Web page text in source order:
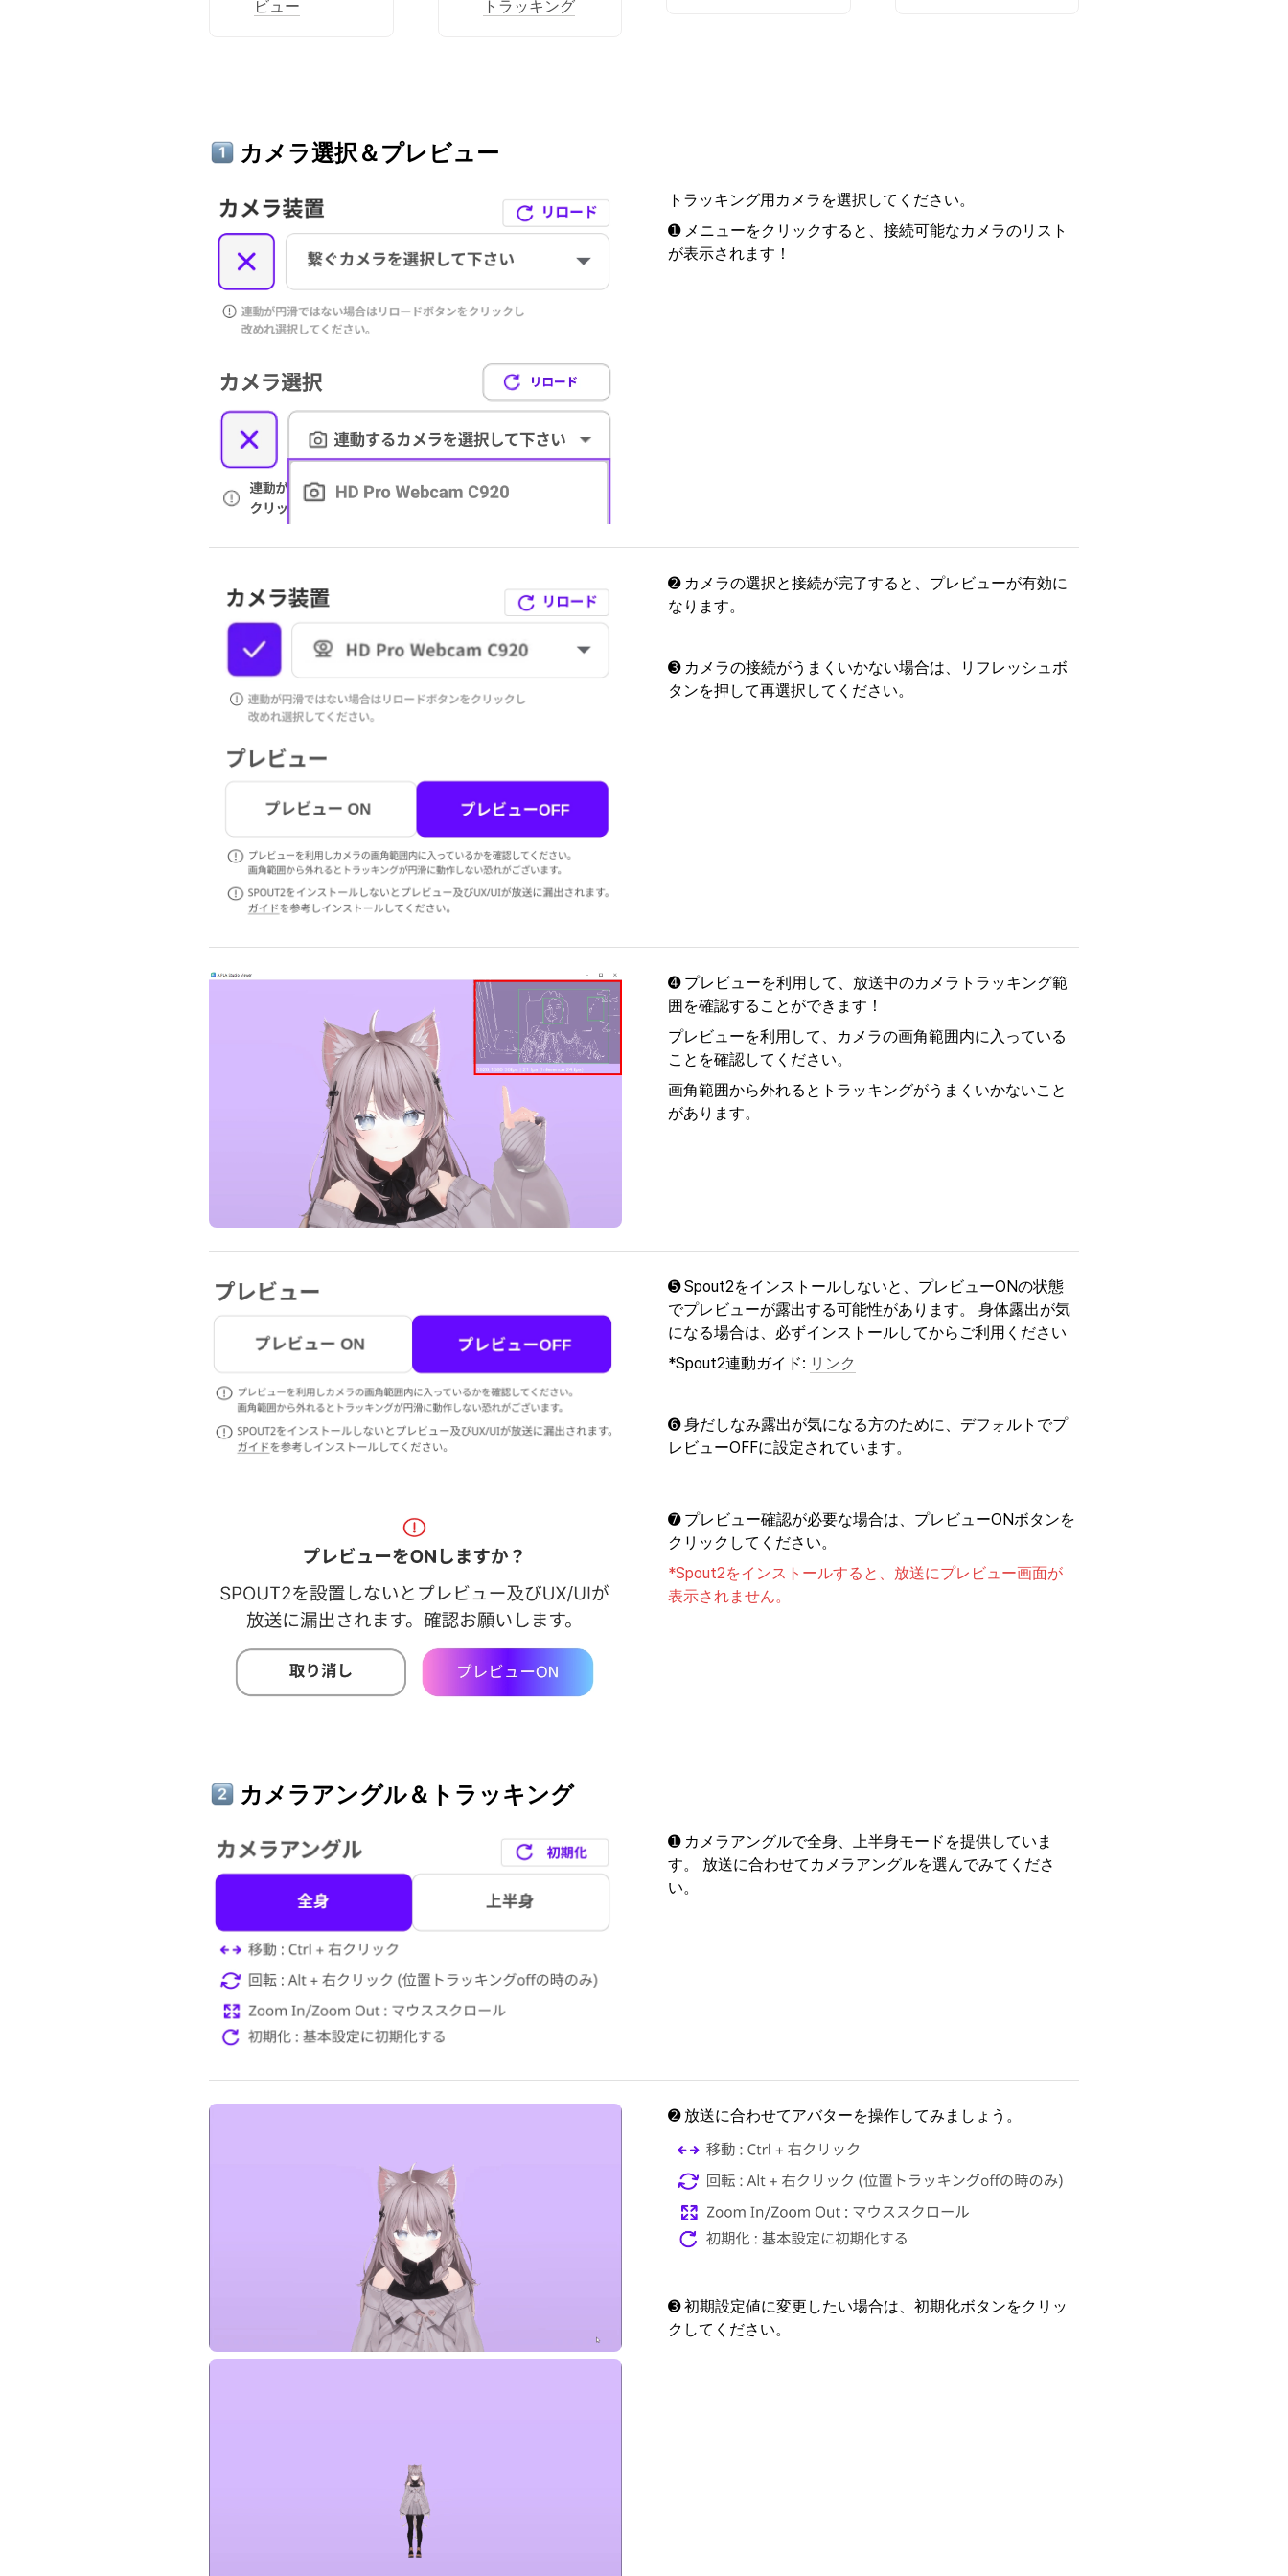
ビュー トラッキング
カメラ選択＆プレビュー
トラッキング用カメラを選択してください。
➊ メニューをクリックすると、接続可能なカメラのリスト
が表示されます！
➋ カメラの選択と接続が完了すると、プレビューが有効に
なります。
➌ カメラの接続がうまくいかない場合は、リフレッシュボ
タンを押して再選択してください。
➍ プレビューを利用して、放送中のカメラトラッキング範
囲を確認することができます！
プレビューを利用して、カメラの画角範囲内に入っている
ことを確認してください。
画角範囲から外れるとトラッキングがうまくいかないこと
があります。
➎ Spout2をインストールしないと、プレビューONの状態
でプレビューが露出する可能性があります。 身体露出が気
になる場合は、必ずインストールしてからご利用ください
*Spout2連動ガイド: リンク
➏ 身だしなみ露出が気になる方のために、デフォルトでプ
レビューOFFに設定されています。
➐ プレビュー確認が必要な場合は、プレビューONボタンを
クリックしてください。
*Spout2をインストールすると、放送にプレビュー画面が
表示されません。
カメラアングル＆トラッキング
➊ カメラアングルで全身、上半身モードを提供していま
す。 放送に合わせてカメラアングルを選んでみてくださ
い。
➋ 放送に合わせてアバターを操作してみましょう。
➌ 初期設定値に変更したい場合は、初期化ボタンをクリッ
クしてください。